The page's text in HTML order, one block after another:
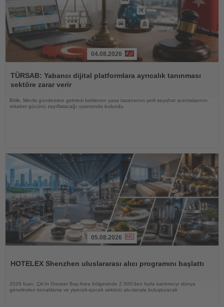
Oku
04.08.2026
TÜRSAB: Yabancı dijital platformlara ayrıcalık tanınması
sektöre zarar verir
Birlik, Meclis gündemine gelmesi beklenen yasa tasarısının yerli seyahat acentalarının
rekabet gücünü zayıflatacağı uyarısında bulundu
05.08.2026
HOTELEX Shenzhen uluslararası alıcı programını başlattı
2026 fuarı, Çin'in Greater Bay Area bölgesinde 2.500'den fazla katılımcıyı dünya
genelinden konaklama ve yiyecek-içecek sektörü alıcılarıyla buluşturacak